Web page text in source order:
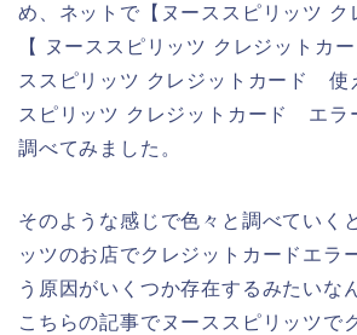
め、ネットで【ヌーススピリッツ ク
【 ヌーススピリッツ クレジットカ
ススピリッツ クレジットカード 使
スピリッツ クレジットカード エラ
調べてみました。
そのような感じで色々と調べていく
ッツのお店でクレジットカードエラ
う原因がいくつか存在するみたいな
こちらの記事でヌーススピリッツで